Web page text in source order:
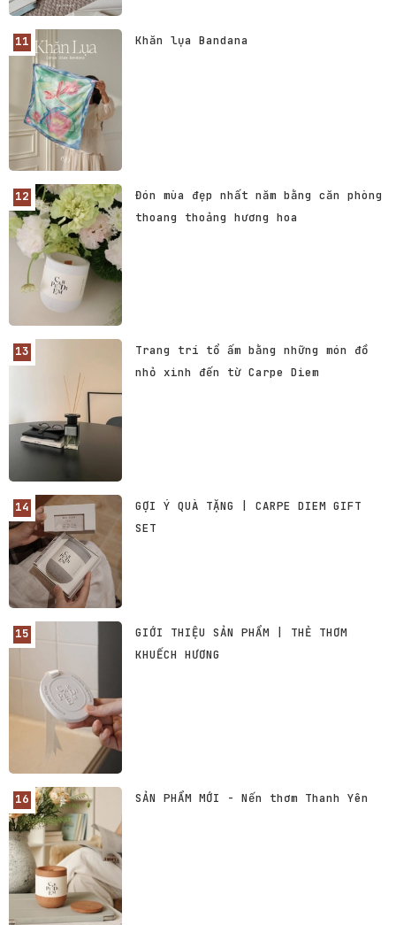
Khăn lụa Bandana
Đón mùa đẹp nhất năm bằng căn phòng
thoang thoảng hương hoa
Trang trí tổ ấm bằng những món đồ
nhỏ xinh đến từ Carpe Diem
GỢI Ý QUÀ TẶNG | CARPE DIEM GIFT
SET
GIỚI THIỆU SẢN PHẨM | THẺ THƠM
KHUẾCH HƯƠNG
SẢN PHẨM MỚI - Nến thơm Thanh Yên